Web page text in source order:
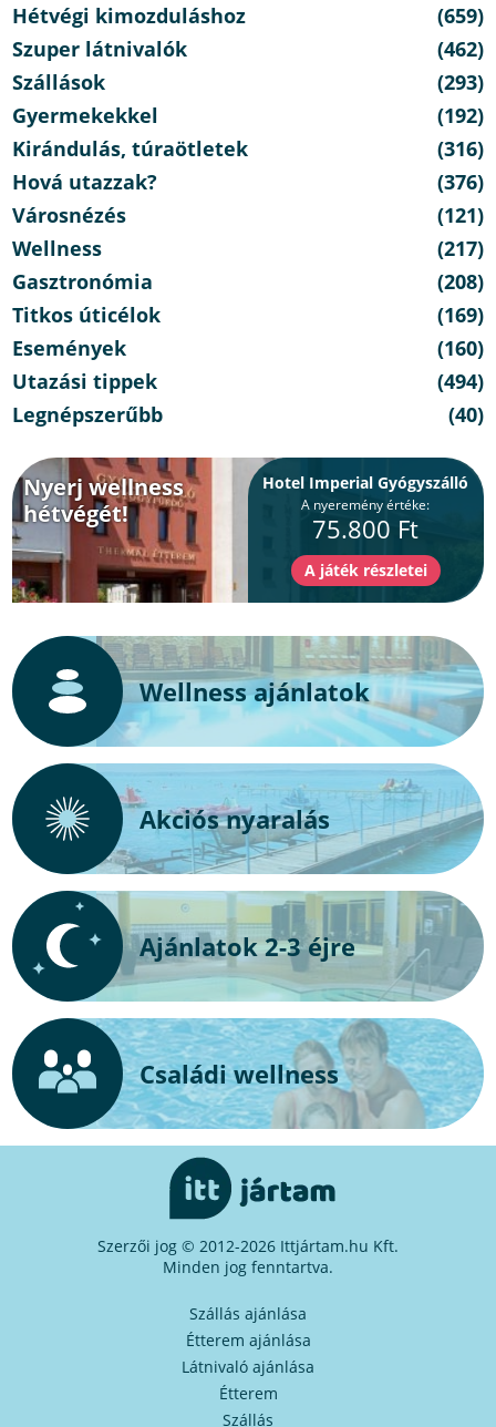
Hétvégi kimozduláshoz
(659)
Szuper látnivalók
(462)
Szállások
(293)
Gyermekekkel
(192)
Kirándulás, túraötletek
(316)
Hová utazzak?
(376)
Városnézés
(121)
Wellness
(217)
Gasztronómia
(208)
Titkos úticélok
(169)
Események
(160)
Utazási tippek
(494)
Legnépszerűbb
(40)
Nyerj wellness
hétvégét!
Hotel Imperial Gyógyszálló
A nyeremény értéke:
75.800 Ft
Wellness ajánlatok
Akciós nyaralás
Ajánlatok 2-3 éjre
Családi wellness
Szerzői jog © 2012-2026 Ittjártam.hu Kft.
Minden jog fenntartva.
Szállás ajánlása
Étterem ajánlása
Látnivaló ajánlása
Étterem
Szállás